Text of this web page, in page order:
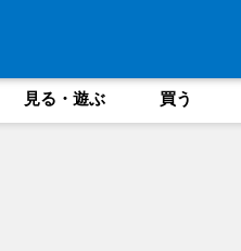
見る・遊ぶ 買う